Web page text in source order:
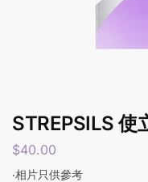
STREPSILS 使
$40.00
‧相片只供參考